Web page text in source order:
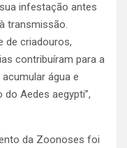
infestação antes
transmissão.
de criadouros,
contribuíram para a
água e
Aedes aegypti”,
da Zoonoses foi